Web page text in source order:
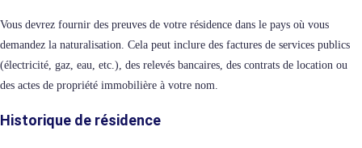
Vous devrez fournir des preuves de votre résidence dans le pays où vous
demandez la naturalisation. Cela peut inclure des factures de services publics
(électricité, gaz, eau, etc.), des relevés bancaires, des contrats de location ou
des actes de propriété immobilière à votre nom.
Historique de résidence